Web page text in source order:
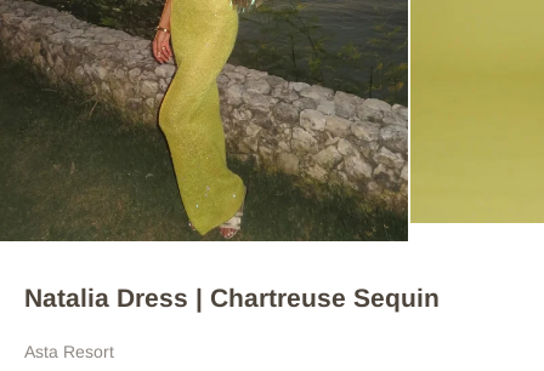
Natalia Dress | Chartreuse Sequin
Asta Resort